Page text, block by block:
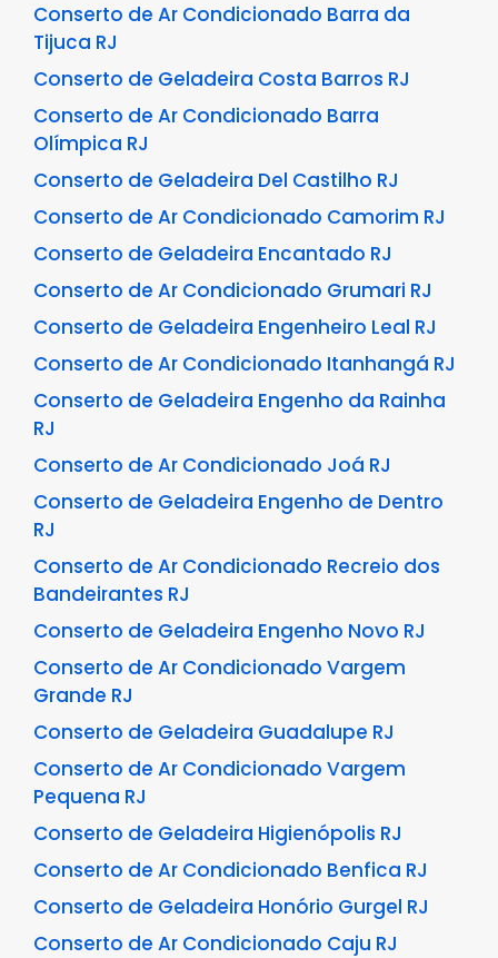
Conserto de Ar Condicionado Barra da
Tijuca RJ
Conserto de Geladeira Costa Barros RJ
Conserto de Ar Condicionado Barra
Olímpica RJ
Conserto de Geladeira Del Castilho RJ
Conserto de Ar Condicionado Camorim RJ
Conserto de Geladeira Encantado RJ
Conserto de Ar Condicionado Grumari RJ
Conserto de Geladeira Engenheiro Leal RJ
Conserto de Ar Condicionado Itanhangá RJ
Conserto de Geladeira Engenho da Rainha
RJ
Conserto de Ar Condicionado Joá RJ
Conserto de Geladeira Engenho de Dentro
RJ
Conserto de Ar Condicionado Recreio dos
Bandeirantes RJ
Conserto de Geladeira Engenho Novo RJ
Conserto de Ar Condicionado Vargem
Grande RJ
Conserto de Geladeira Guadalupe RJ
Conserto de Ar Condicionado Vargem
Pequena RJ
Conserto de Geladeira Higienópolis RJ
Conserto de Ar Condicionado Benfica RJ
Conserto de Geladeira Honório Gurgel RJ
Conserto de Ar Condicionado Caju RJ